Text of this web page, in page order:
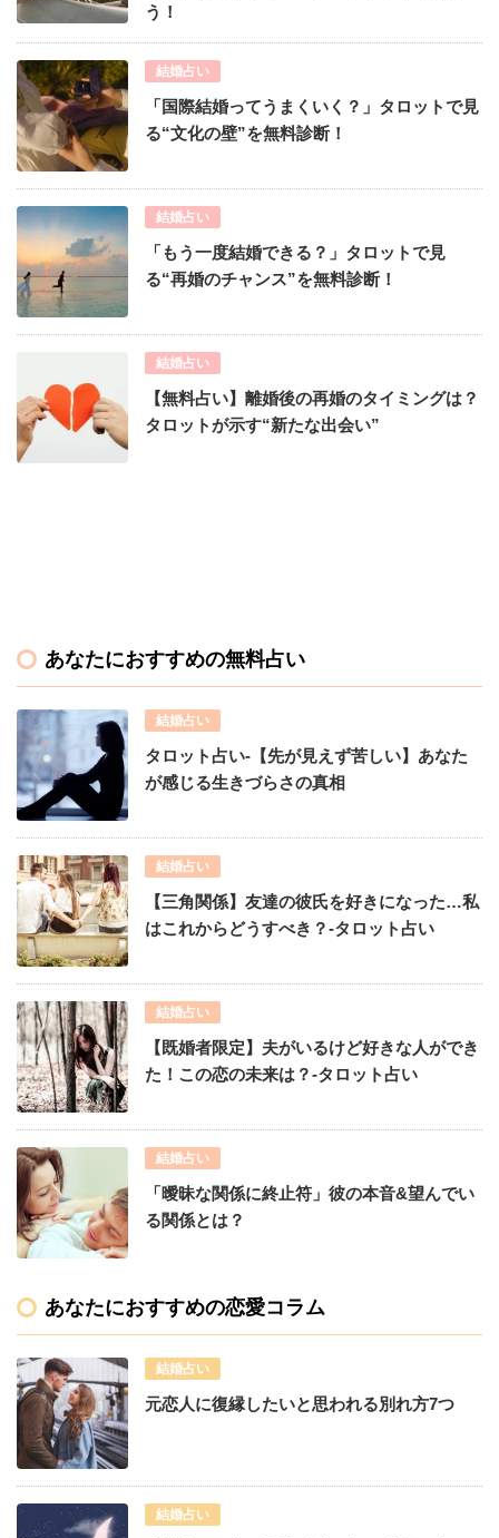
う！
結婚占い
「国際結婚ってうまくいく？」タロットで見
る“文化の壁”を無料診断！
結婚占い
「もう一度結婚できる？」タロットで見
る“再婚のチャンス”を無料診断！
結婚占い
【無料占い】離婚後の再婚のタイミングは？
タロットが示す“新たな出会い”
あなたにおすすめの無料占い
結婚占い
タロット占い-【先が見えず苦しい】あなた
が感じる生きづらさの真相
結婚占い
【三角関係】友達の彼氏を好きになった…私
はこれからどうすべき？-タロット占い
結婚占い
【既婚者限定】夫がいるけど好きな人ができ
た！この恋の未来は？-タロット占い
結婚占い
「曖昧な関係に終止符」彼の本音&望んでい
る関係とは？
あなたにおすすめの恋愛コラム
結婚占い
元恋人に復縁したいと思われる別れ方7つ
結婚占い